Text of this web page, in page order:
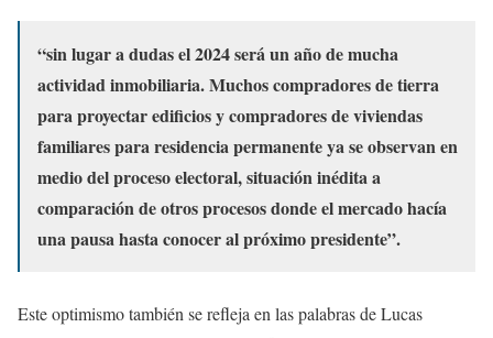
“sin lugar a dudas el 2024 será un año de mucha
actividad inmobiliaria. Muchos compradores de tierra
para proyectar edificios y compradores de viviendas
familiares para residencia permanente ya se observan en
medio del proceso electoral, situación inédita a
comparación de otros procesos donde el mercado hacía
una pausa hasta conocer al próximo presidente”.
Este optimismo también se refleja en las palabras de Lucas